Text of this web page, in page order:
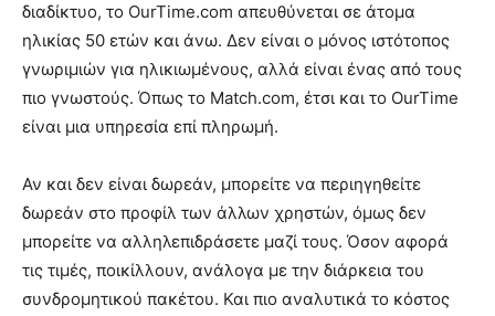
διαδίκτυο, το OurTime.com απευθύνεται σε άτομα
ηλικίας 50 ετών και άνω. Δεν είναι ο μόνος ιστότοπος
γνωριμιών για ηλικιωμένους, αλλά είναι ένας από τους
πιο γνωστούς. Όπως το Match.com, έτσι και το OurTime
είναι μια υπηρεσία επί πληρωμή.
Αν και δεν είναι δωρεάν, μπορείτε να περιηγηθείτε
δωρεάν στο προφίλ των άλλων χρηστών, όμως δεν
μπορείτε να αλληλεπιδράσετε μαζί τους. Όσον αφορά
τις τιμές, ποικίλλουν, ανάλογα με την διάρκεια του
συνδρομητικού πακέτου. Και πιο αναλυτικά το κόστος